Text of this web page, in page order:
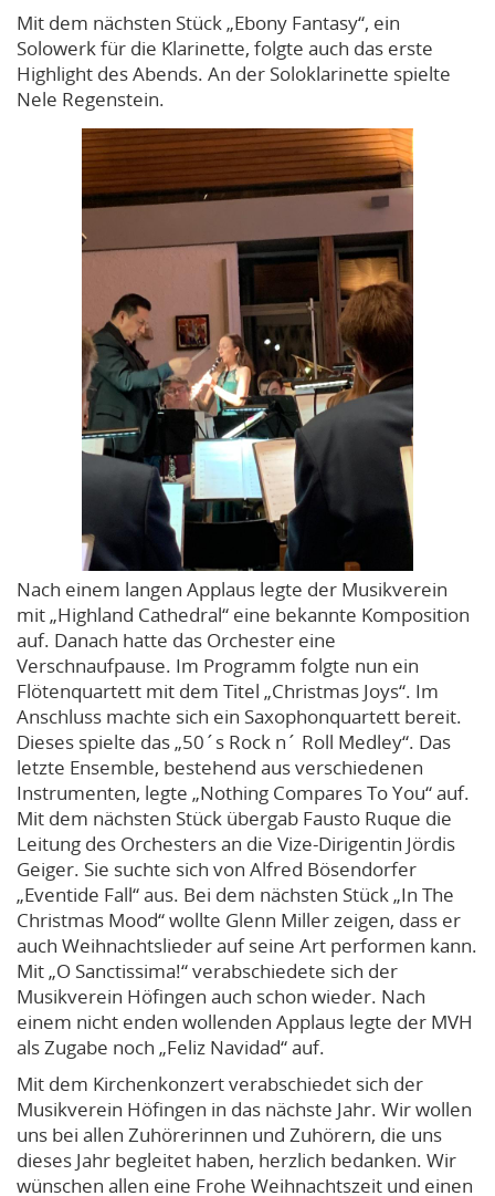
Mit dem nächsten Stück „Ebony Fantasy“, ein
Solowerk für die Klarinette, folgte auch das erste
Highlight des Abends. An der Soloklarinette spielte
Nele Regenstein.
Nach einem langen Applaus legte der Musikverein
mit „Highland Cathedral“ eine bekannte Komposition
auf. Danach hatte das Orchester eine
Verschnaufpause. Im Programm folgte nun ein
Flötenquartett mit dem Titel „Christmas Joys“. Im
Anschluss machte sich ein Saxophonquartett bereit.
Dieses spielte das „50´s Rock n´ Roll Medley“. Das
letzte Ensemble, bestehend aus verschiedenen
Instrumenten, legte „Nothing Compares To You“ auf.
Mit dem nächsten Stück übergab Fausto Ruque die
Leitung des Orchesters an die Vize-Dirigentin Jördis
Geiger. Sie suchte sich von Alfred Bösendorfer
„Eventide Fall“ aus. Bei dem nächsten Stück „In The
Christmas Mood“ wollte Glenn Miller zeigen, dass er
auch Weihnachtslieder auf seine Art performen kann.
Mit „O Sanctissima!“ verabschiedete sich der
Musikverein Höfingen auch schon wieder. Nach
einem nicht enden wollenden Applaus legte der MVH
als Zugabe noch „Feliz Navidad“ auf.
Mit dem Kirchenkonzert verabschiedet sich der
Musikverein Höfingen in das nächste Jahr. Wir wollen
uns bei allen Zuhörerinnen und Zuhörern, die uns
dieses Jahr begleitet haben, herzlich bedanken. Wir
wünschen allen eine Frohe Weihnachtszeit und einen